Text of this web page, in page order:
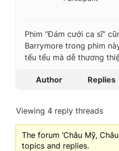
Phim “Đám cưới ca sĩ”
Barrymore trong phim
tếu tếu mà dễ thương
Author Replies
Viewing 4 reply threads
The forum ‘Châu Mỹ,
topics and replies.